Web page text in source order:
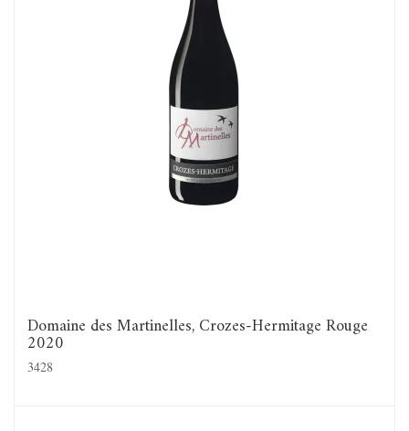
Domaine des Martinelles, Crozes-Hermitage Rouge
2020
3428